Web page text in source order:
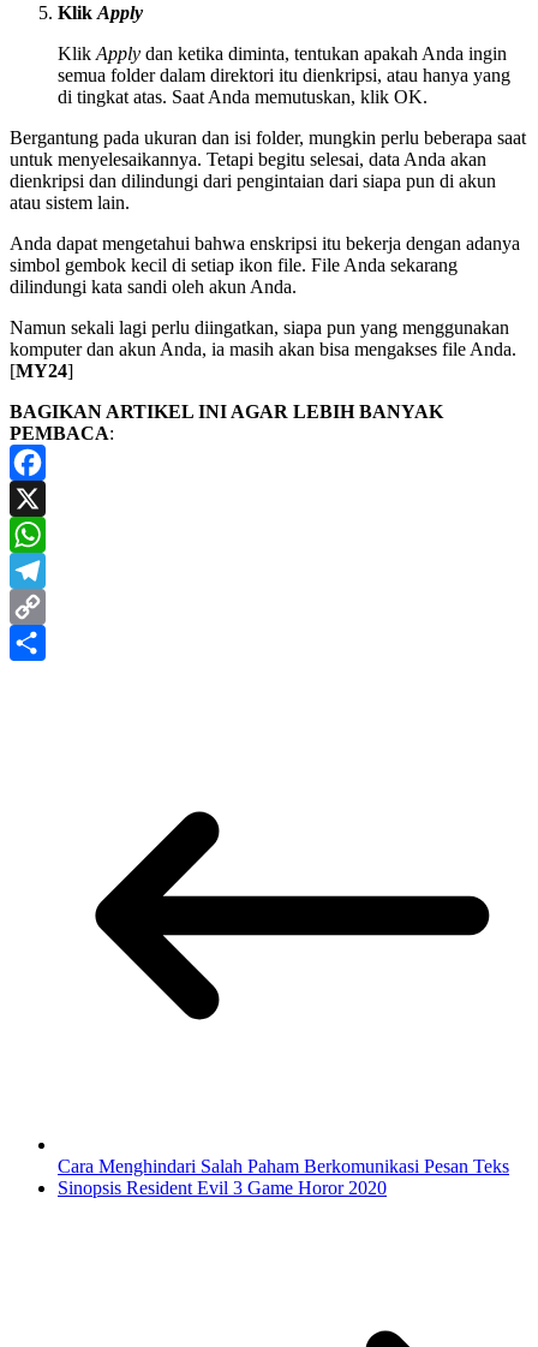
Klik Apply
Klik Apply dan ketika diminta, tentukan apakah Anda ingin
semua folder dalam direktori itu dienkripsi, atau hanya yang
di tingkat atas. Saat Anda memutuskan, klik OK.
Bergantung pada ukuran dan isi folder, mungkin perlu beberapa saat
untuk menyelesaikannya. Tetapi begitu selesai, data Anda akan
dienkripsi dan dilindungi dari pengintaian dari siapa pun di akun
atau sistem lain.
Anda dapat mengetahui bahwa enskripsi itu bekerja dengan adanya
simbol gembok kecil di setiap ikon file. File Anda sekarang
dilindungi kata sandi oleh akun Anda.
Namun sekali lagi perlu diingatkan, siapa pun yang menggunakan
komputer dan akun Anda, ia masih akan bisa mengakses file Anda.
[MY24]
BAGIKAN ARTIKEL INI AGAR LEBIH BANYAK
PEMBACA:
Facebook
X
WhatsApp
Telegram
Copy
Cara Menghindari Salah Paham Berkomunikasi Pesan Teks
Sinopsis Resident Evil 3 Game Horor 2020